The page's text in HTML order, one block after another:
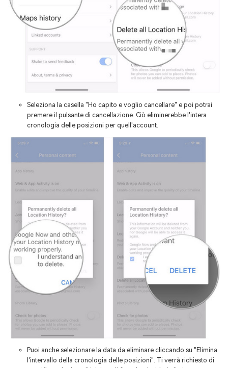
Seleziona la casella "Ho capito e voglio cancellare" e poi potrai
premere il pulsante di cancellazione. Ciò eliminerebbe l'intera
cronologia delle posizioni per quell'account.
Puoi anche selezionare la data da eliminare cliccando su "Elimina
l'intervallo della cronologia delle posizioni". Ti verrà richiesto di